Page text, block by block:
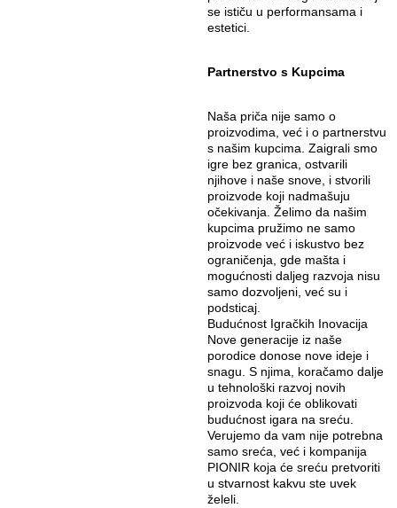
se ističu u performansama i
estetici.
Partnerstvo s Kupcima
Naša priča nije samo o
proizvodima, već i o partnerstvu
s našim kupcima. Zaigrali smo
igre bez granica, ostvarili
njihove i naše snove, i stvorili
proizvode koji nadmašuju
očekivanja. Želimo da našim
kupcima pružimo ne samo
proizvode već i iskustvo bez
ograničenja, gde mašta i
mogućnosti daljeg razvoja nisu
samo dozvoljeni, već su i
podsticaj.
Budućnost Igračkih Inovacija
Nove generacije iz naše
porodice donose nove ideje i
snagu. S njima, koračamo dalje
u tehnološki razvoj novih
proizvoda koji će oblikovati
budućnost igara na sreću.
Verujemo da vam nije potrebna
samo sreća, već i kompanija
PIONIR koja će sreću pretvoriti
u stvarnost kakvu ste uvek
želeli.